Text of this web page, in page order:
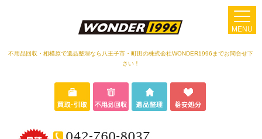
不用品回収・相模原で遺品整理なら八王子市・町田の株式会社WONDER1996までお問合せ下
さい！
MENU